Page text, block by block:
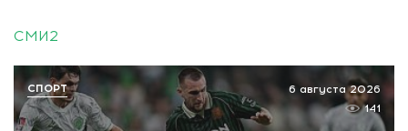
СМИ2
6 августа 2026
141
СПОРТ